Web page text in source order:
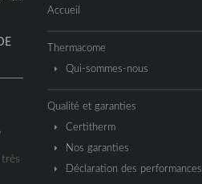
Accueil
Thermacome
Qui-sommes-nous
Qualité et garanties
Certitherm
Nos garanties
Déclaration des performances